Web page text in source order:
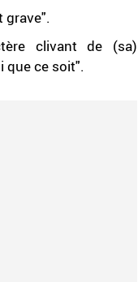
grave".
clivant de (sa)
que ce soit".